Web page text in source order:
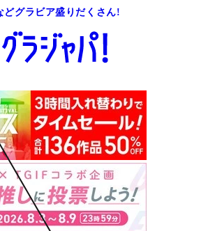
どグラビア盛りだくさん!